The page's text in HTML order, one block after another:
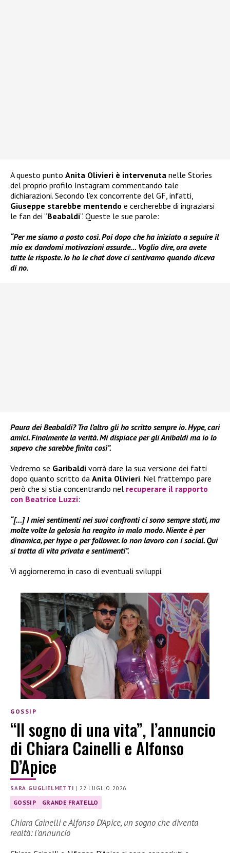
A questo punto Anita Olivieri è intervenuta nelle Stories
del proprio profilo Instagram commentando tale
dichiarazioni. Secondo l’ex concorrente del GF, infatti,
Giuseppe starebbe mentendo e cercherebbe di ingraziarsi
le fan dei “Beabaldi“. Queste le sue parole:
“Per me siamo a posto così. Poi dopo che ha iniziato a seguire il
mio ex dandomi motivazioni assurde… Voglio dire, ora avete
tutte le risposte. Io ho le chat dove ci sentivamo quando diceva
di no.
Paura dei Beabaldi? Tra l’altro gli ho scritto sempre io. Hype, cari
amici. Finalmente la verità. Mi dispiace per gli Anibaldi ma io lo
sapevo che sarebbe finita così”.
Vedremo se Garibaldi vorrà dare la sua versione dei fatti
dopo quanto scritto da Anita Olivieri. Nel frattempo pare
però che si stia concentrando nel recuperare il rapporto
con Beatrice Luzzi:
“[…] I miei sentimenti nei suoi confronti ci sono sempre stati, ma
molte volte la gelosia ha reagito in malo modo. Niente è per
dinamica, per hype o per follower. Io non lavoro con i social. Qui
si tratta di vita privata e sentimenti”.
Vi aggiorneremo in caso di eventuali sviluppi.
GOSSIP
“Il sogno di una vita”, l’annuncio
di Chiara Cainelli e Alfonso
D’Apice
SARA GUGLIELMETTI | 22 LUGLIO 2026
GOSSIP GRANDE FRATELLO
Chiara Cainelli e Alfonso D’Apice, un sogno che diventa
realtà: l’annuncio